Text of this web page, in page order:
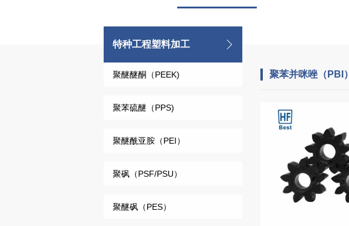
特种工程塑料加工
聚醚醚酮（PEEK)
聚苯硫醚（PPS)
聚醚酰亚胺（PEI）
聚砜（PSF/PSU）
聚醚砜（PES）
聚苯并咪唑（PBI）